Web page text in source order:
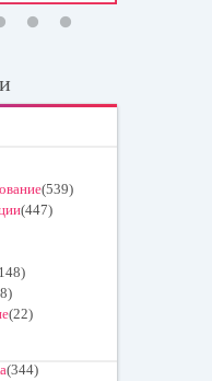
(539)
(447)
(22)
(344)